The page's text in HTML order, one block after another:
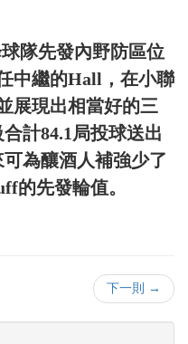
隊先發內野防區位
中繼的Hall，在小聯
展現出相當好的三
計84.1局投球送出
為釀酒人補強少了
的先發輪值。
下一則 →